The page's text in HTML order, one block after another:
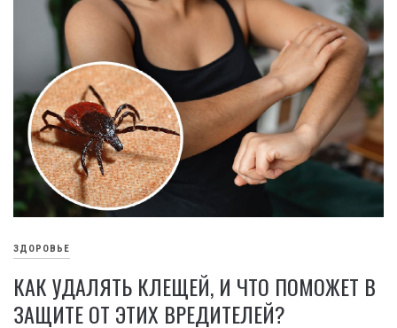
ЗДОРОВЬЕ
КАК УДАЛЯТЬ КЛЕЩЕЙ, И ЧТО ПОМОЖЕТ В
ЗАЩИТЕ ОТ ЭТИХ ВРЕДИТЕЛЕЙ?